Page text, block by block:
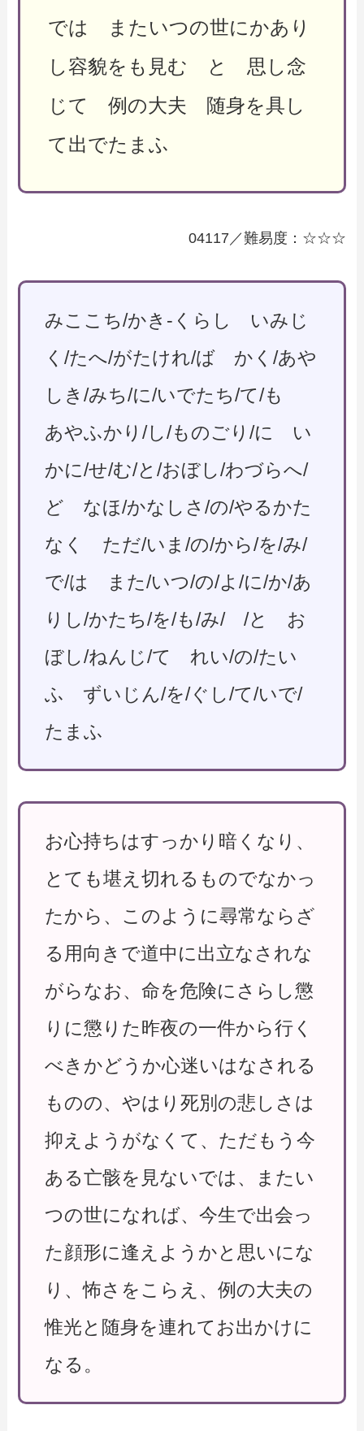
では またいつの世にかあり
し容貌をも見む と 思し念
じて 例の大夫 随身を具し
て出でたまふ
04117／難易度：☆☆☆
みここち/かき-くらし いみじ
く/たへ/がたけれ/ば かく/あや
しき/みち/に/いでたち/て/も
あやふかり/し/ものごり/に い
かに/せ/む/と/おぼし/わづらへ/
ど なほ/かなしさ/の/やるかた
なく ただ/いま/の/から/を/み/
で/は また/いつ/の/よ/に/か/あ
りし/かたち/を/も/み/ /と お
ぼし/ねんじ/て れい/の/たい
ふ ずいじん/を/ぐし/て/いで/
たまふ
お心持ちはすっかり暗くなり、
とても堪え切れるものでなかっ
たから、このように尋常ならざ
る用向きで道中に出立なされな
がらなお、命を危険にさらし懲
りに懲りた昨夜の一件から行く
べきかどうか心迷いはなされる
ものの、やはり死別の悲しさは
抑えようがなくて、ただもう今
ある亡骸を見ないでは、またい
つの世になれば、今生で出会っ
た顔形に逢えようかと思いにな
り、怖さをこらえ、例の大夫の
惟光と随身を連れてお出かけに
なる。